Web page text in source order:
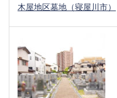
木屋地区墓地（寝屋川市）